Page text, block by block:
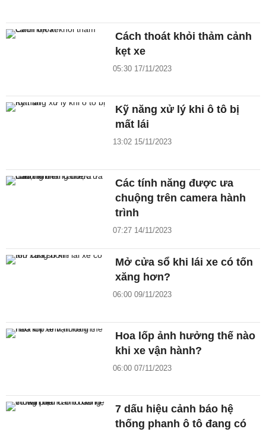
Cách thoát khỏi thảm cảnh
kẹt xe
05:30 17/11/2023
Kỹ năng xử lý khi ô tô bị
mất lái
13:02 15/11/2023
Các tính năng được ưa
chuộng trên camera hành
trình
07:27 14/11/2023
Mở cửa sổ khi lái xe có tốn
xăng hơn?
06:00 09/11/2023
Hoa lốp ảnh hưởng thế nào
khi xe vận hành?
06:00 07/11/2023
7 dấu hiệu cảnh báo hệ
thống phanh ô tô đang có